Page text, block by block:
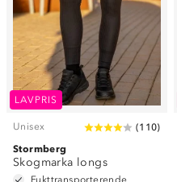
LAVPRIS
Unisex (110)
Stormberg
Skogmarka longs
Fukttransporterende